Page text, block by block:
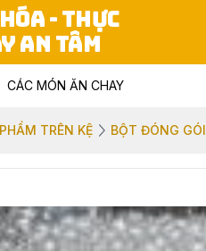
- THỰC
AN TÂM
CÁC MÓN ĂN CHAY
TRÊN KỆ BỘT ĐÓNG GÓI